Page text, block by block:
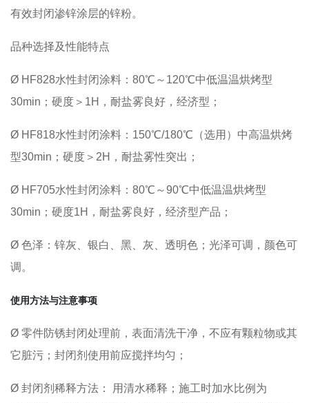
有效封闭渗锌涂层的锌粉。
品种选择及性能特点
Ø HF828水性封闭涂料：80℃～120℃中低温温烘烤型
30min；硬度＞1H，耐盐雾良好，经济型；
Ø HF818水性封闭涂料：150℃/180℃（选用）中高温烘烤
型30min；硬度＞2H，耐盐雾性突出；
Ø HF705水性封闭涂料：80℃～90℃中低温温烘烤型
30min；硬度1H，耐盐雾良好，经济型产品；
Ø 色泽：锌灰、银白、黑、灰、透明色；光泽可调，颜色可
调。
使用方法与注意事项
Ø 零件防锈封闭处理前，表面清洗干净，不应有颗粒物或其
它脏污；封闭剂使用前应搅拌均匀；
Ø 封闭剂稀释方法： 用清水稀释；施工时加水比例为